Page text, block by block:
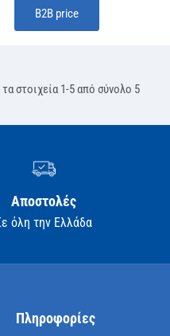
Β2Β price
τα στοιχεία 1-5 από σύνολο 5
Αποστολές
όλη την Ελλάδα
Πληροφορίες